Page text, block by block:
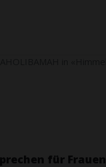
für Frauen